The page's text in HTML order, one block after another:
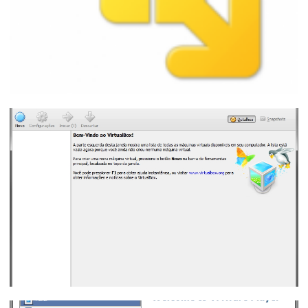
Cómo configurar la red de tu VM en
modo Bridge en VMware Player
23 de agosto de 2015 3 min de lectura